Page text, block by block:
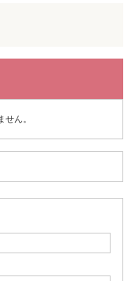
せん。